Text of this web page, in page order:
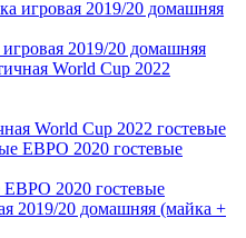
2019/20 домашняя
World Cup 2022 гостевые
ЕВРО 2020 гостевые